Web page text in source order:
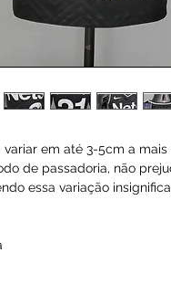
em até 3-5cm a
de passadoria, não
essa variação